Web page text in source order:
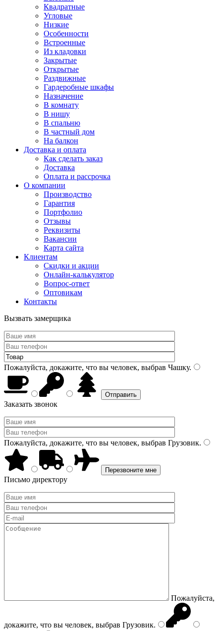
Квадратные
Угловые
Низкие
Особенности
Встроенные
Из кладовки
Закрытые
Открытые
Раздвижные
Гардеробные шкафы
Назначение
В комнату
В нишу
В спальню
В частный дом
На балкон
Доставка и оплата
Как сделать заказ
Доставка
Оплата и рассрочка
О компании
Производство
Гарантия
Портфолио
Отзывы
Реквизиты
Вакансии
Карта сайта
Клиентам
Скидки и акции
Онлайн-калькулятор
Вопрос-ответ
Оптовикам
Контакты
Вызвать замерщика
Пожалуйста, докажите, что вы человек, выбрав Чашку.
Заказать звонок
Пожалуйста, докажите, что вы человек, выбрав Грузовик.
Письмо директору
Пожалуйста,
докажите, что вы человек, выбрав Грузовик.